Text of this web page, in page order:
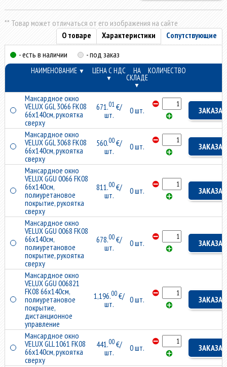
** Товар может отличаться от его изображения на сайте
Сопутствующие
Характеристики
О товаре
- есть в наличии
- под заказ
НАИМЕНОВАНИЕ ▼ ЦЕНА С НДС
▼
НА
СКЛАДЕ
▼
КОЛИЧЕСТВО
Мансардное окно
VELUX GGL 3066 FK08
66x140см, рукоятка
сверху
671.01€/
шт.
0 шт.
Мансардное окно
VELUX GGL 3068 FK08
66x140см, рукоятка
сверху
560.00€/
шт.
0 шт.
Мансардное окно
VELUX GGU 0066 FK08
66x140см,
полиуретановое
покрытие, рукоятка
сверху
811.00€/
шт.
0 шт.
Мансардное окно
VELUX GGU 0068 FK08
66x140см,
полиуретановое
покрытие, рукоятка
сверху
678.00€/
шт.
0 шт.
Мансардное окно
VELUX GGU 006821
FK08 66x140см,
полиуретановое
покрытие,
дистанционное
управление
1,196.00€/
шт.
0 шт.
Мансардное окно
VELUX GLL 1061 FK08
66x140см, рукоятка
сверху
441.00€/
шт.
0 шт.